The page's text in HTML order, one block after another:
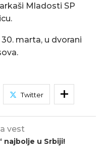
Mladosti SP
marta, u dvorani
Twitter
vest
najbolje u Srbiji!